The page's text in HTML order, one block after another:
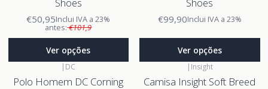
€50,95Inclui IVA a 23%
antes:€101,9
Ver opções
€99,90Inclui IVA a 23%
Ver opções
| DC
Polo Homem DC Corning
| Insight
Camisa Insight Soft Breed